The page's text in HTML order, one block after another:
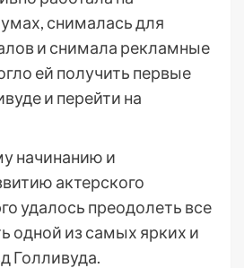
снималась для
и снимала рекламные
ей получить первые
и перейти на
начинанию и
актерского
удалось преодолеть все
одной из самых ярких и
Голливуда.